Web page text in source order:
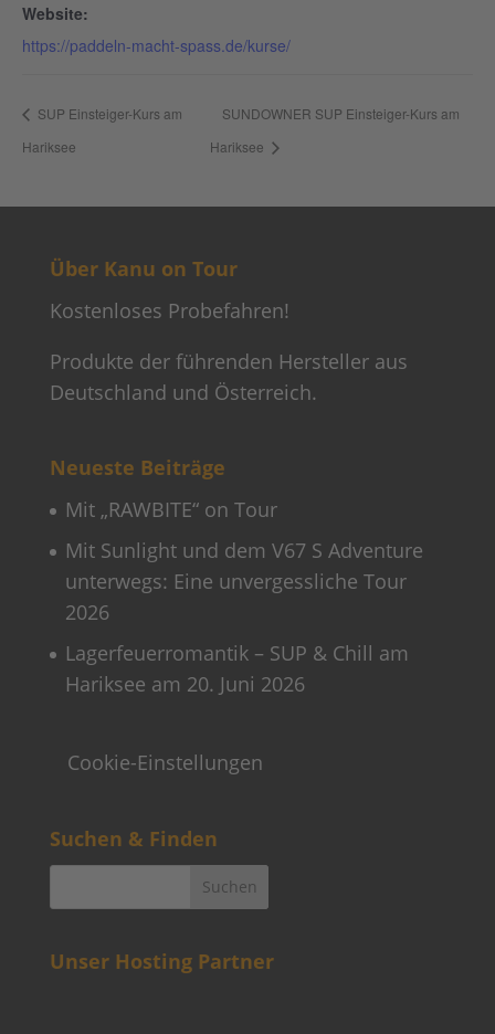
Website:
https://paddeln-macht-spass.de/kurse/
SUP Einsteiger-Kurs am
Hariksee
SUNDOWNER SUP Einsteiger-Kurs am
Hariksee
Über Kanu on Tour
Kostenloses Probefahren!
Produkte der führenden Hersteller aus
Deutschland und Österreich.
Neueste Beiträge
Mit „RAWBITE“ on Tour
Mit Sunlight und dem V67 S Adventure
unterwegs: Eine unvergessliche Tour
2026
Lagerfeuerromantik – SUP & Chill am
Hariksee am 20. Juni 2026
Cookie-Einstellungen
Suchen & Finden
Unser Hosting Partner